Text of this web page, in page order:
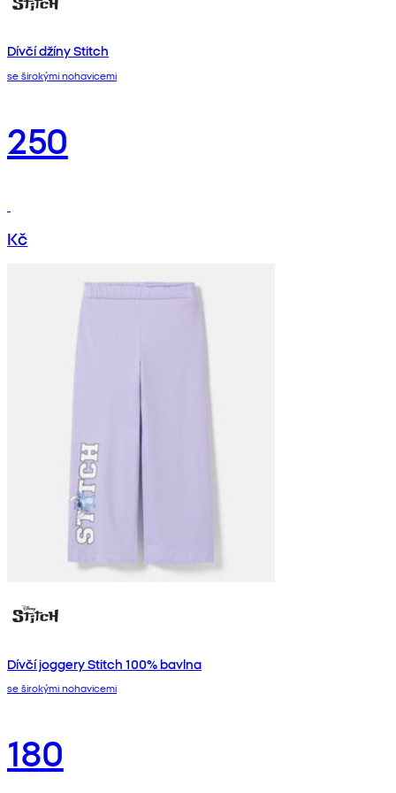
Dívčí džíny Stitch
se širokými nohavicemi
250
Kč
Dívčí joggery Stitch 100% bavlna
se širokými nohavicemi
180